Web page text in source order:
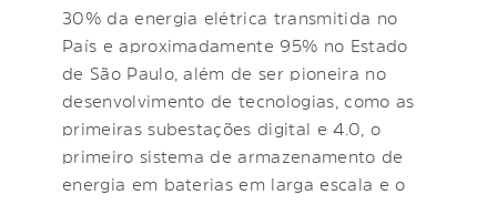
30% da energia elétrica transmitida no
País e aproximadamente 95% no Estado
de São Paulo, além de ser pioneira no
desenvolvimento de tecnologias, como as
primeiras subestações digital e 4.0, o
primeiro sistema de armazenamento de
energia em baterias em larga escala e o